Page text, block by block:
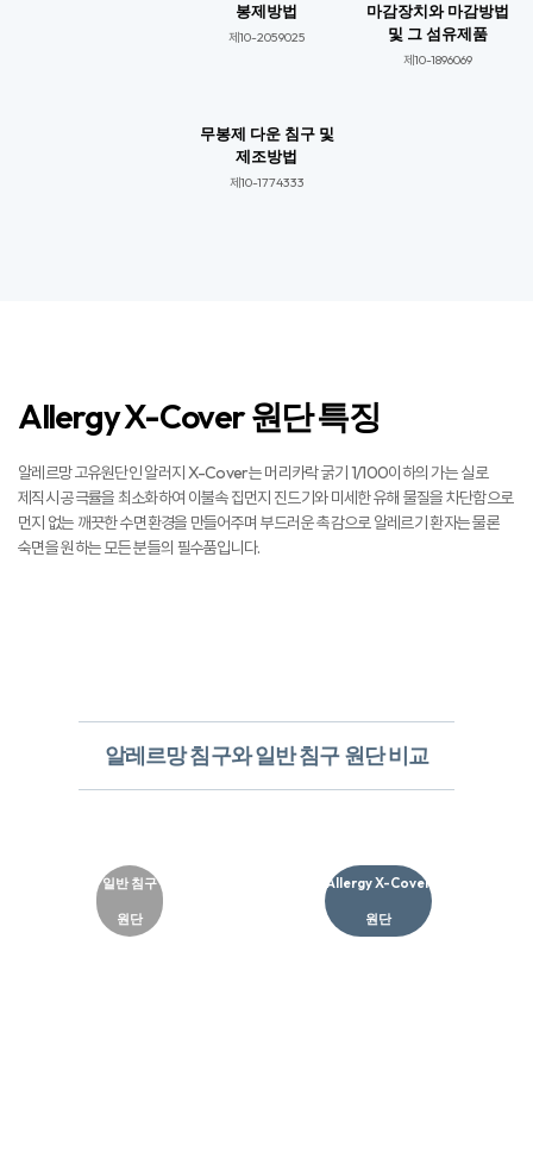
봉제방법
제10-2059025​​
마감장치와 마감방법
및 그 섬유제품
제10-1896069​​
무봉제 다운 침구 및
제조방법
제10-1774333​​
Allergy X-Cover 원단 특징
알레르망 고유원단인 알러지 X-Cover는 머리카락 굵기 1/100이하의 가는 실로
제직시 공극률을 최소화하여 이불속 집먼지 진드기와 미세한 유해 물질을 차단함으로
먼지 없는 깨끗한 수면환경을 만들어주며 부드러운 촉감으로 알레르기 환자는 물론
숙면을 원하는 모든 분들의 필수품입니다.
알레르망 침구와 일반 침구 원단 비교
일반 침구
원단
Allergy X-Cover
원단​